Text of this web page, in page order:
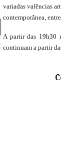
variadas valências
contemporânea,
A partir das 19h30
continuam a partir